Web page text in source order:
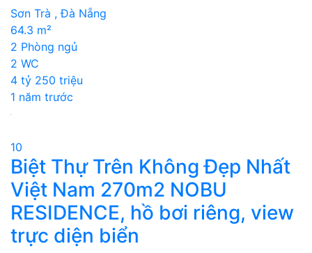
Sơn Trà , Đà Nẵng
64.3 m²
2 Phòng ngủ
2 WC
4 tỷ 250 triệu
1 năm trước
10
Biệt Thự Trên Không Đẹp Nhất
Việt Nam 270m2 NOBU
RESIDENCE, hồ bơi riêng, view
trực diện biển